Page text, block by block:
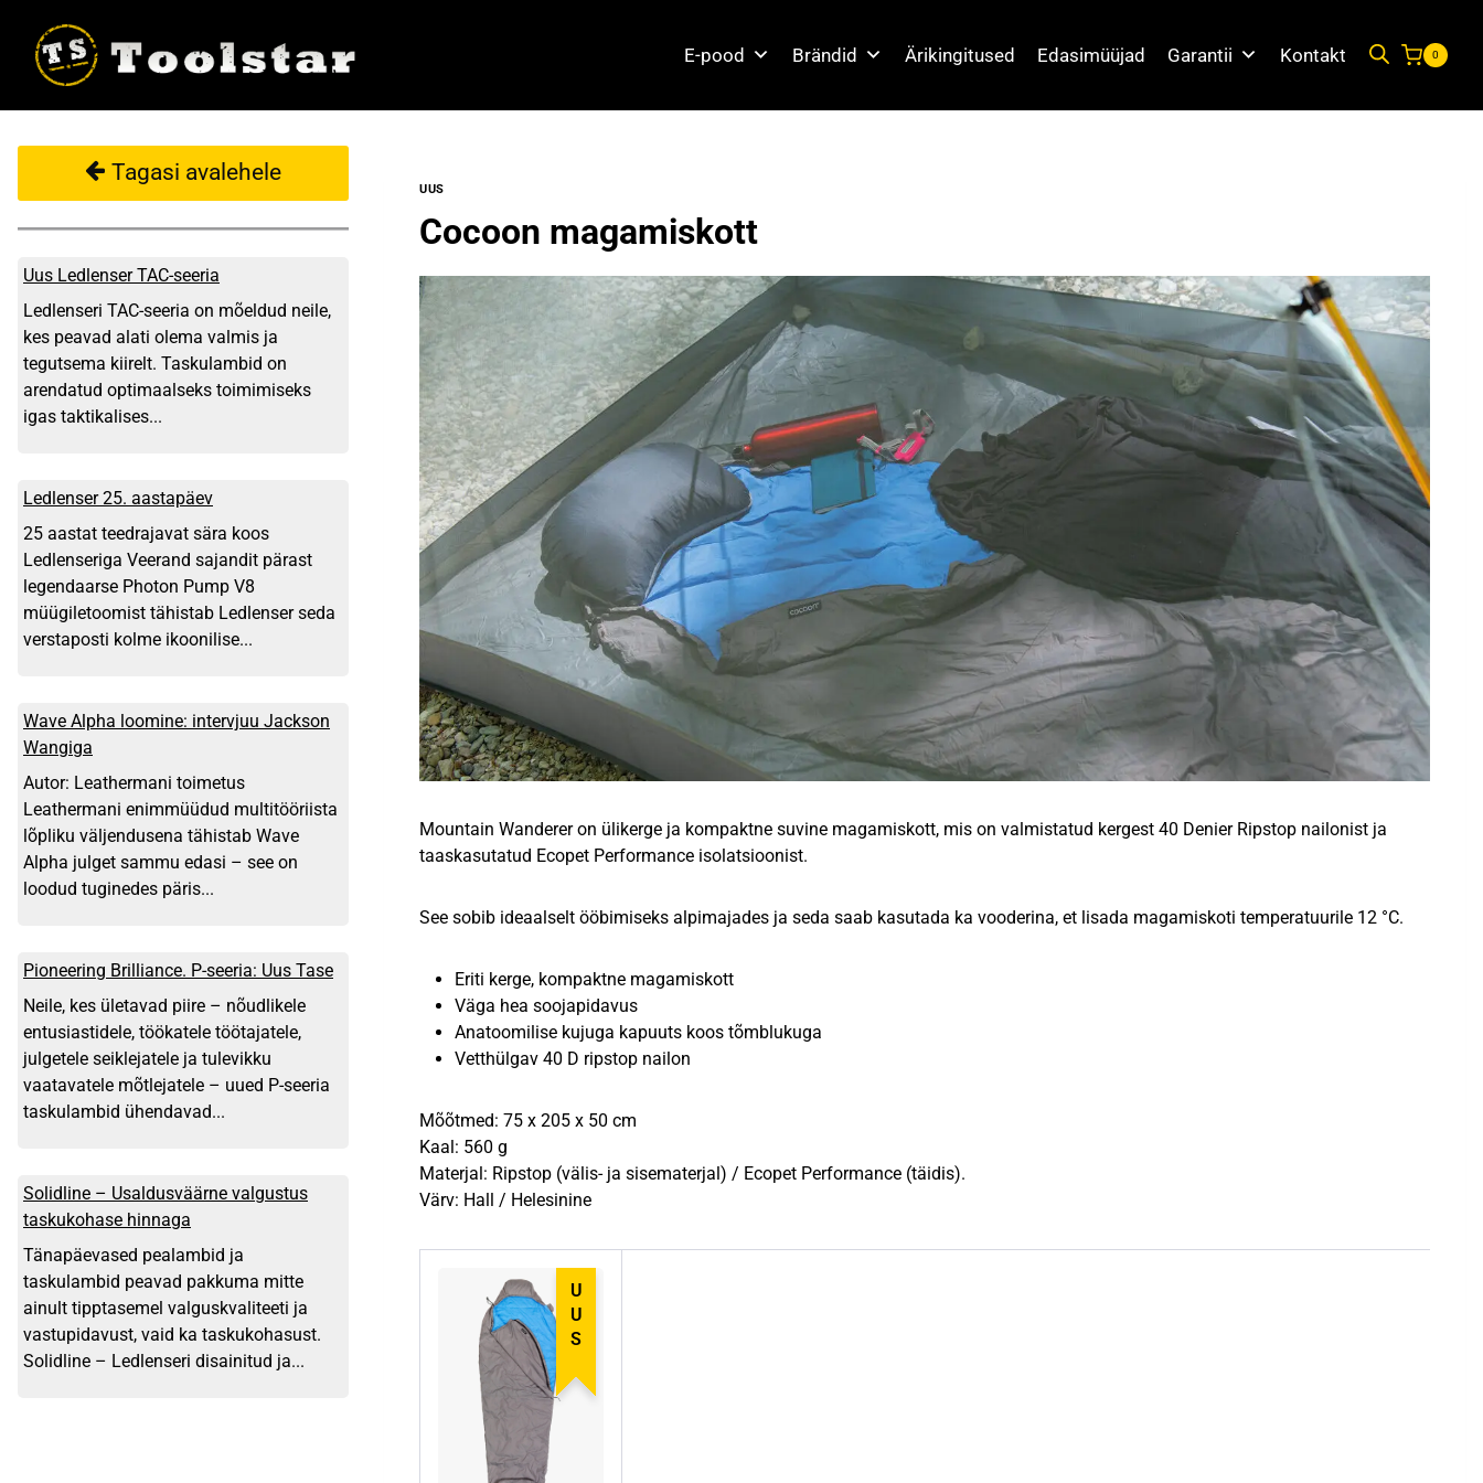
content
E-pood Brändid Ärikingitused Edasimüüjad Garantii Kontakt 0
UUS
Cocoon magamiskott
Mountain Wanderer on ülikerge ja kompaktne suvine magamiskott, mis on valmistatud kergest 40 Denier Ripstop nailonist ja
taaskasutatud Ecopet Performance isolatsioonist.
See sobib ideaalselt ööbimiseks alpimajades ja seda saab kasutada ka vooderina, et lisada magamiskoti temperatuurile 12 °C.
Eriti kerge, kompaktne magamiskott
Väga hea soojapidavus
Anatoomilise kujuga kapuuts koos tõmblukuga
Vetthülgav 40 D ripstop nailon
Mõõtmed: 75 x 205 x 50 cm
Kaal: 560 g
Materjal: Ripstop (välis- ja sisematerjal) / Ecopet Performance (täidis).
Värv: Hall / Helesinine
UUS
Tagasi avalehele
Uus Ledlenser TAC-seeria
Ledlenseri TAC-seeria on mõeldud neile,
kes peavad alati olema valmis ja
tegutsema kiirelt. Taskulambid on
arendatud optimaalseks toimimiseks
igas taktikalises...
Ledlenser 25. aastapäev
25 aastat teedrajavat sära koos
Ledlenseriga Veerand sajandit pärast
legendaarse Photon Pump V8
müügiletoomist tähistab Ledlenser seda
verstaposti kolme ikoonilise...
Wave Alpha loomine: intervjuu Jackson
Wangiga
Autor: Leathermani toimetus
Leathermani enimmüüdud multitööriista
lõpliku väljendusena tähistab Wave
Alpha julget sammu edasi – see on
loodud tuginedes päris...
Pioneering Brilliance. P-seeria: Uus Tase
Neile, kes ületavad piire – nõudlikele
entusiastidele, töökatele töötajatele,
julgetele seiklejatele ja tulevikku
vaatavatele mõtlejatele – uued P-seeria
taskulambid ühendavad...
Solidline – Usaldusväärne valgustus
taskukohase hinnaga
Tänapäevased pealambid ja
taskulambid peavad pakkuma mitte
ainult tipptasemel valguskvaliteeti ja
vastupidavust, vaid ka taskukohasust.
Solidline – Ledlenseri disainitud ja...